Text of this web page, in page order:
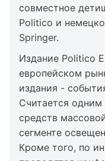
совместное
Politico и
Springer.
Издание Politico
европейском
издания -
Считается
средств
сегменте
Кроме того, по